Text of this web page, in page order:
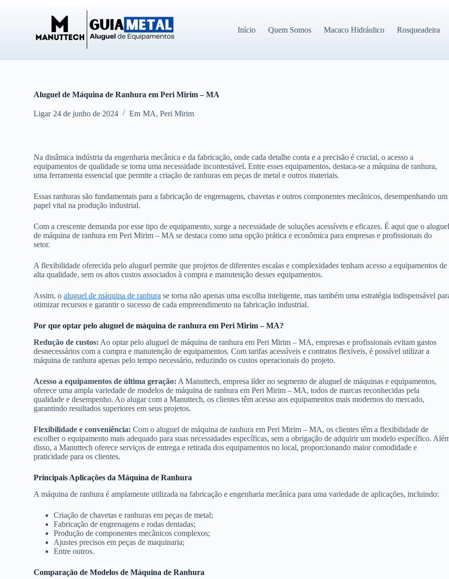
Início Quem Somos Macaco Hidráulico Rosqueadeira
Aluguel de Máquina de Ranhura em Peri Mirim – MA
Ligar 24 de junho de 2024 Em MA,Peri Mirim
Na dinâmica indústria da engenharia mecânica e da fabricação, onde cada detalhe conta e a precisão é crucial, o acesso a
equipamentos de qualidade se torna uma necessidade incontestável. Entre esses equipamentos, destaca-se a máquina de ranhura,
uma ferramenta essencial que permite a criação de ranhuras em peças de metal e outros materiais.
Essas ranhuras são fundamentais para a fabricação de engrenagens, chavetas e outros componentes mecânicos, desempenhando um
papel vital na produção industrial.
Com a crescente demanda por esse tipo de equipamento, surge a necessidade de soluções acessíveis e eficazes. É aqui que o
de máquina de ranhura em Peri Mirim – MA se destaca como uma opção prática e econômica para empresas e profissionais do
setor.
A flexibilidade oferecida pelo aluguel permite que projetos de diferentes escalas e complexidades tenham acesso a equipamentos de
alta qualidade, sem os altos custos associados à compra e manutenção desses equipamentos.
Assim, oaluguel de máquina de ranhura se torna não apenas uma escolha inteligente, mas também uma estratégia indispensável
otimizar recursos e garantir o sucesso de cada empreendimento na fabricação industrial.
Por que optar pelo aluguel de máquina de ranhura em Peri Mirim – MA?
Redução de custos: Ao optar pelo aluguel de máquina de ranhura em Peri Mirim – MA, empresas e profissionais evitam gastos
desnecessários com a compra e manutenção de equipamentos. Com tarifas acessíveis e contratos flexíveis, é possível utilizar a
máquina de ranhura apenas pelo tempo necessário, reduzindo os custos operacionais do projeto.
Acesso a equipamentos de última geração: A Manuttech, empresa líder no segmento de aluguel de máquinas e equipamentos,
oferece uma ampla variedade de modelos de máquina de ranhura em Peri Mirim – MA, todos de marcas reconhecidas pela
qualidade e desempenho. Ao alugar com a Manuttech, os clientes têm acesso aos equipamentos mais modernos do mercado,
garantindo resultados superiores em seus projetos.
Flexibilidade e conveniência: Com o aluguel de máquina de ranhura em Peri Mirim – MA, os clientes têm a flexibilidade de
escolher o equipamento mais adequado para suas necessidades específicas, sem a obrigação de adquirir um modelo específico.
disso, a Manuttech oferece serviços de entrega e retirada dos equipamentos no local, proporcionando maior comodidade e
praticidade para os clientes.
Principais Aplicações da Máquina de Ranhura
A máquina de ranhura é amplamente utilizada na fabricação e engenharia mecânica para uma variedade de aplicações, incluindo:
Criação de chavetas e ranhuras em peças de metal;
Fabricação de engrenagens e rodas dentadas;
Produção de componentes mecânicos complexos;
Ajustes precisos em peças de maquinaria;
Entre outros.
Comparação de Modelos de Máquina de Ranhura